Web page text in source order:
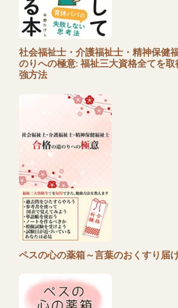
社会福祉士・介護福祉士・精神保健
のりへの極意: 福祉三大資格全てを
強方法
ペスの心の薬箱～言葉のおくすり届